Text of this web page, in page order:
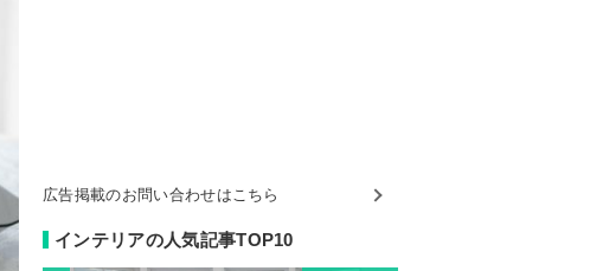
広告掲載のお問い合わせはこちら
インテリアの人気記事TOP10